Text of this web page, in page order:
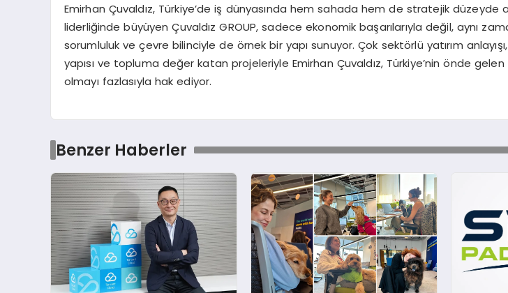
Emirhan Çuvaldız, Türkiye’de iş dünyasında hem sahada hem de stratejik düzeyde
liderliğinde büyüyen Çuvaldız GROUP, sadece ekonomik başarılarıyla değil, aynı
sorumluluk ve çevre bilinciyle de örnek bir yapı sunuyor. Çok sektörlü yatırım
yapısı ve topluma değer katan projeleriyle Emirhan Çuvaldız, Türkiye’nin önde gelen
olmayı fazlasıyla hak ediyor.
Benzer Haberler